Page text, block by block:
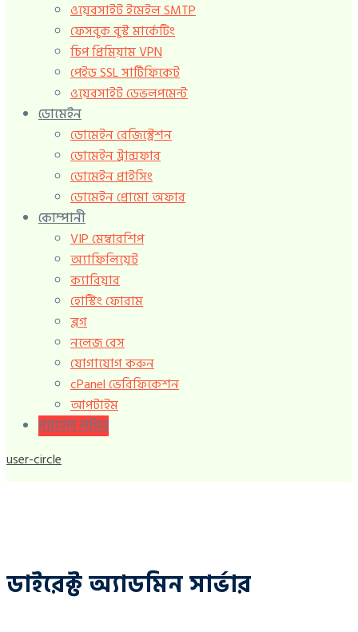
ওয়েবসাইট ইমেইল SMTP
ফেসবুক বুস্ট মার্কেটিং
চিপ প্রিমিয়াম VPN
পেইড SSL সার্টিফিকেট
ওয়েবসাইট ডেভলপমেন্ট
ডোমেইন
ডোমেইন রেজিস্ট্রেশন
ডোমেইন ট্রান্সফার
ডোমেইন প্রাইসিং
ডোমেইন প্রোমো অফার
কোম্পানী
VIP মেম্বারশিপ
অ্যাফিলিয়েট
ক্যারিয়ার
হোস্টিং ফোরাম
ব্লগ
নলেজ বেস
যোগাযোগ করুন
cPanel ভেরিফিকেশন
আপটাইম
প্যানেল লগিন
user-circle
ডাইরেক্ট অ্যাডমিন সার্ভার